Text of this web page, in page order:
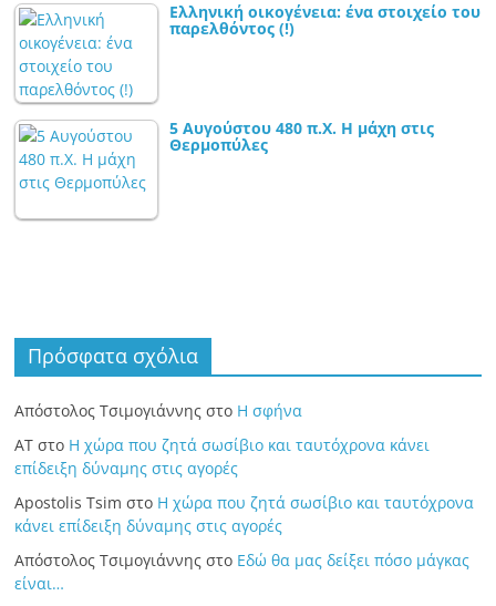
Ελληνική οικογένεια: ένα στοιχείο του
παρελθόντος (!)
5 Αυγούστου 480 π.Χ. Η μάχη στις
Θερμοπύλες
Πρόσφατα σχόλια
Απόστολος Τσιμογιάννης στο Η σφήνα
ΑΤ στο Η χώρα που ζητά σωσίβιο και ταυτόχρονα κάνει
επίδειξη δύναμης στις αγορές
Apostolis Tsim στο Η χώρα που ζητά σωσίβιο και ταυτόχρονα
κάνει επίδειξη δύναμης στις αγορές
Απόστολος Τσιμογιάννης στο Εδώ θα μας δείξει πόσο μάγκας
είναι…